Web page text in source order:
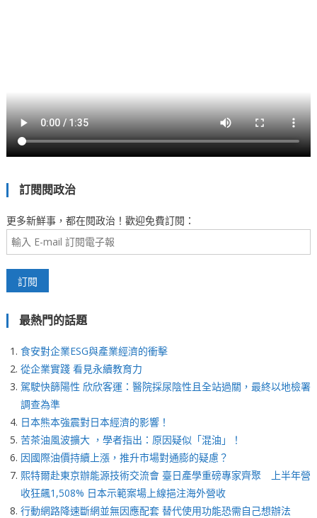
訂閱閱政治
更多新鮮事，都在閱政治！歡迎免費訂閱：
最熱門的話題
食安對企業ESG與產業經濟的衝擊
從企業實踐 看見永續教育力
駕駛快篩陽性 欣欣客運：醫院採尿陰性且全站過關，最終以地檢署
調查為準
日本熊本強震對日本經濟的影響！
苦茶油風波擴大 ，學者指出：原因疑似「混油」！
因國際油價持續上漲，推升市場對通膨的疑慮？
熙特爾赴東京辦能源技術交流會 臺日產學重磅專家齊聚 上半年營
收狂飆1,508% 日本示範案場上線挹注海外營收
行動網路降速斷網並無因應配套 替代使用功能恐需自己想辦法